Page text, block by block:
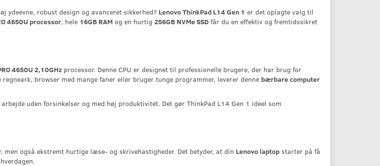
ydeevne, robust design og avanceret sikkerhed? Lenovo ThinkPad L14 Gen 1 er det oplagte valg til
4650U processor, hele 16GB RAM og en hurtig 256GB NVMe SSD får du en effektiv og fremtidssikret
4650U 2,10GHz processor. Denne CPU er designet til professionelle brugere, der har brug for
browser med mange faner eller bruger tunge programmer, leverer denne bærbare computer
uden forsinkelser og med høj produktivitet. Det gør ThinkPad L14 Gen 1 ideel som
også ekstremt hurtige læse- og skrivehastigheder. Det betyder, at din Lenovo laptop starter på få